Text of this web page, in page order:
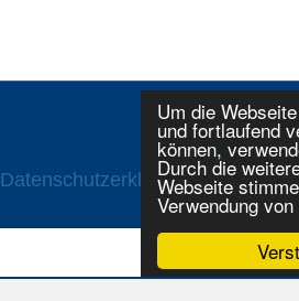
Um die
und fortlaufend
können,
Durch die
Webseite
Verwendung
Datenschutzerklaerung Login